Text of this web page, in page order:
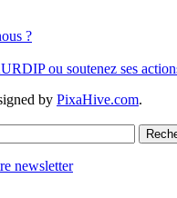
?
ou soutenez ses
by PixaHive.com.
newsletter